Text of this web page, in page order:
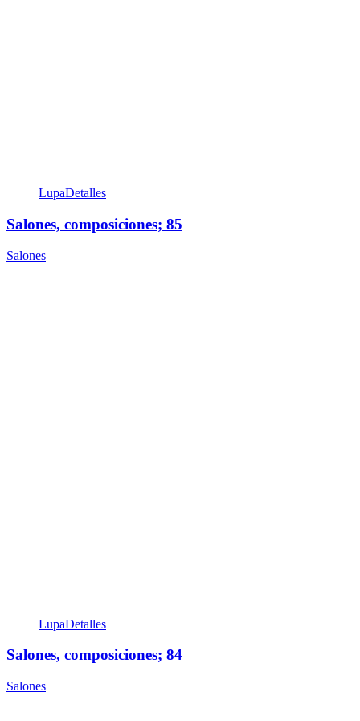
LupaDetalles
Salones, composiciones; 85
Salones
LupaDetalles
Salones, composiciones; 84
Salones